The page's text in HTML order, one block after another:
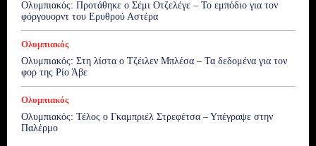
Ολυμπιακός: Προτάθηκε ο Σέμι Οτζελέγε – Το εμπόδιο για τον
φόργουορντ του Ερυθρού Αστέρα
Ολυμπιακός
Ολυμπιακός: Στη λίστα ο Τζέιλεν Μπλέσα – Τα δεδομένα για τον
φορ της Ρίο Άβε
Ολυμπιακός
Ολυμπιακός: Τέλος ο Γκαμπριέλ Στρεφέτσα – Υπέγραψε στην
Παλέρμο